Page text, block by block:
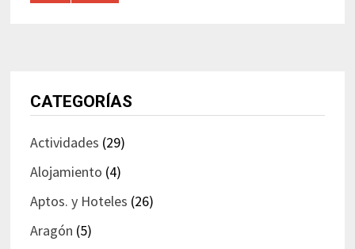
CATEGORÍAS
Actividades (29)
Alojamiento (4)
Aptos. y Hoteles (26)
Aragón (5)